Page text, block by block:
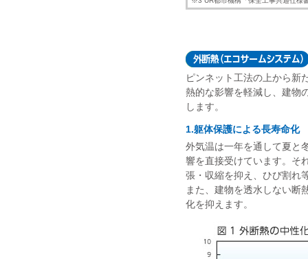
ピンネット工法の上から新
熱的な影響を軽減し、建物
します。
1.躯体保護による長寿命化
外気温は一年を通して夏と
響を直接受けています。そ
張・収縮を抑え、ひび割れ
また、建物を透水しない断
化を抑えます。